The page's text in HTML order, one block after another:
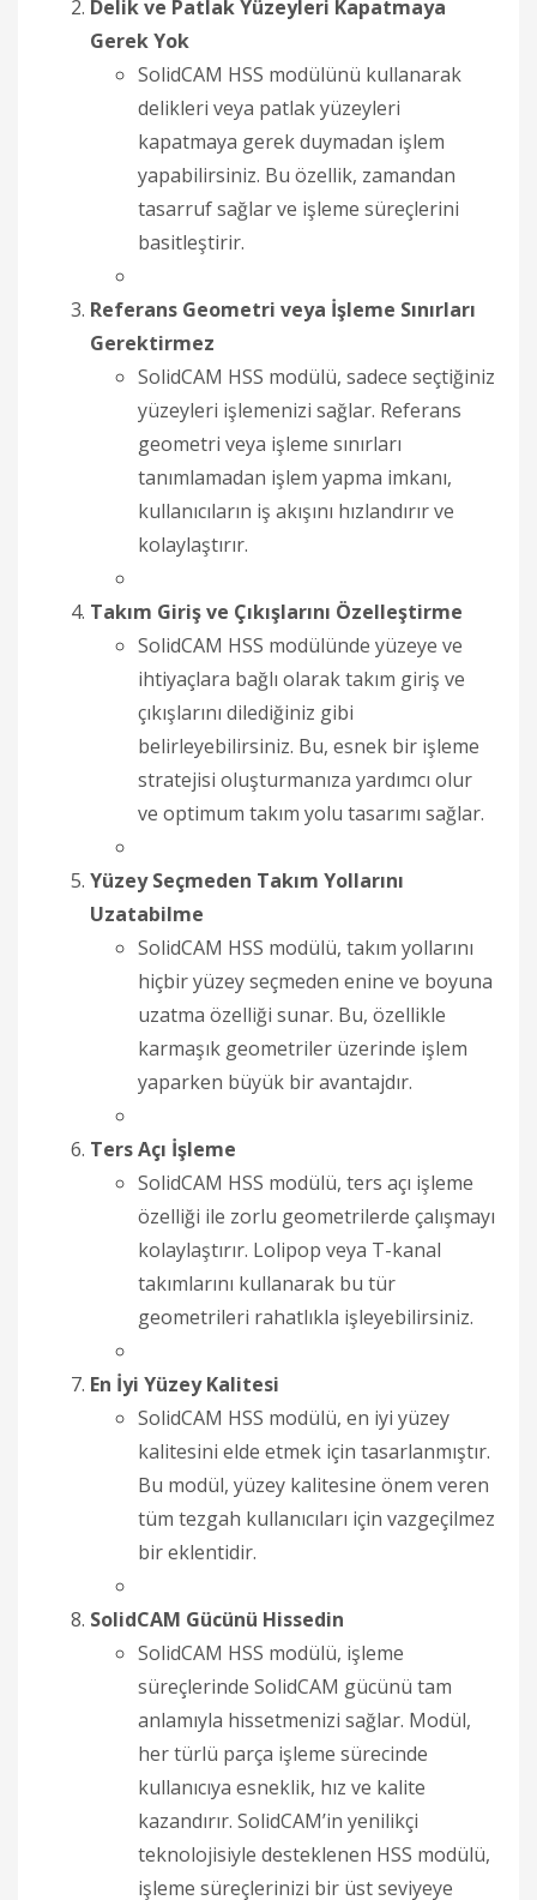
Delik ve Patlak Yüzeyleri Kapatmaya
Gerek Yok
SolidCAM HSS modülünü kullanarak
delikleri veya patlak yüzeyleri
kapatmaya gerek duymadan işlem
yapabilirsiniz. Bu özellik, zamandan
tasarruf sağlar ve işleme süreçlerini
basitleştirir.
Referans Geometri veya İşleme Sınırları
Gerektirmez
SolidCAM HSS modülü, sadece seçtiğiniz
yüzeyleri işlemenizi sağlar. Referans
geometri veya işleme sınırları
tanımlamadan işlem yapma imkanı,
kullanıcıların iş akışını hızlandırır ve
kolaylaştırır.
Takım Giriş ve Çıkışlarını Özelleştirme
SolidCAM HSS modülünde yüzeye ve
ihtiyaçlara bağlı olarak takım giriş ve
çıkışlarını dilediğiniz gibi
belirleyebilirsiniz. Bu, esnek bir işleme
stratejisi oluşturmanıza yardımcı olur
ve optimum takım yolu tasarımı sağlar.
Yüzey Seçmeden Takım Yollarını
Uzatabilme
SolidCAM HSS modülü, takım yollarını
hiçbir yüzey seçmeden enine ve boyuna
uzatma özelliği sunar. Bu, özellikle
karmaşık geometriler üzerinde işlem
yaparken büyük bir avantajdır.
Ters Açı İşleme
SolidCAM HSS modülü, ters açı işleme
özelliği ile zorlu geometrilerde çalışmayı
kolaylaştırır. Lolipop veya T-kanal
takımlarını kullanarak bu tür
geometrileri rahatlıkla işleyebilirsiniz.
En İyi Yüzey Kalitesi
SolidCAM HSS modülü, en iyi yüzey
kalitesini elde etmek için tasarlanmıştır.
Bu modül, yüzey kalitesine önem veren
tüm tezgah kullanıcıları için vazgeçilmez
bir eklentidir.
SolidCAM Gücünü Hissedin
SolidCAM HSS modülü, işleme
süreçlerinde SolidCAM gücünü tam
anlamıyla hissetmenizi sağlar. Modül,
her türlü parça işleme sürecinde
kullanıcıya esneklik, hız ve kalite
kazandırır. SolidCAM’in yenilikçi
teknolojisiyle desteklenen HSS modülü,
işleme süreçlerinizi bir üst seviyeye